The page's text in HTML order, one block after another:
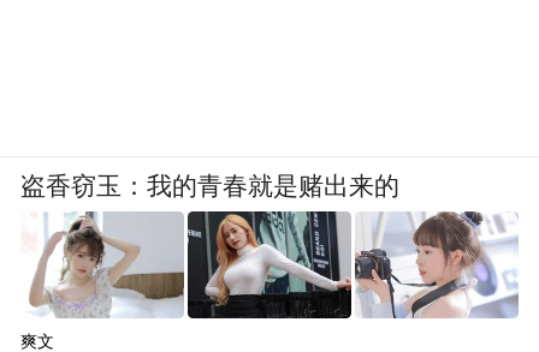
盗香窃玉：我的青春就是赌出来的
爽文